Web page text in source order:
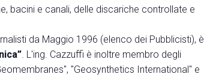
bacini e canali, delle discariche controllate e
da Maggio 1996 (elenco dei Pubblicisti), è
. L'ing. Cazzuffi è inoltre membro degli
"Geosynthetics International" e